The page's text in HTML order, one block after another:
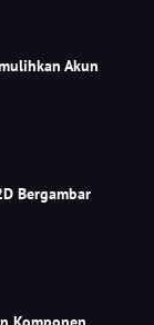
Akun
Bergambar